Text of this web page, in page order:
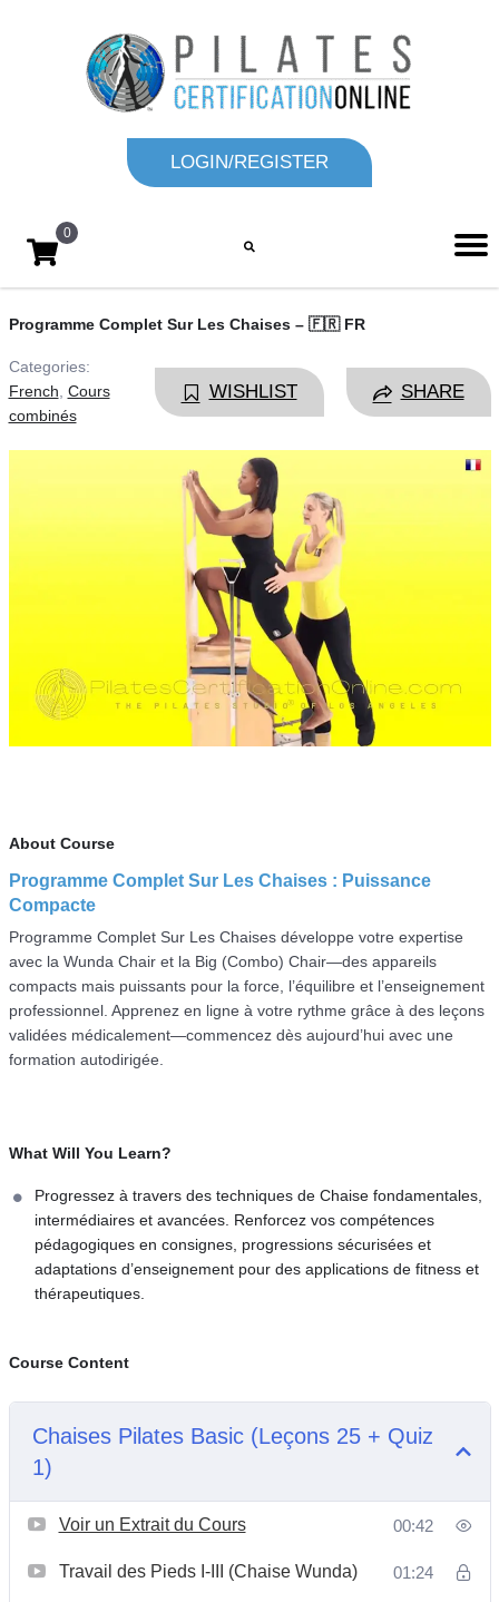
LOGIN/REGISTER
0
Programme Complet Sur Les Chaises – 🇫🇷 FR
Categories:
French Cours
combinés
WISHLIST SHARE
About Course
Programme Complet Sur Les Chaises : Puissance
Compacte
Programme Complet Sur Les Chaises développe votre expertise
avec la Wunda Chair et la Big (Combo) Chair—des appareils
compacts mais puissants pour la force, l’équilibre et l’enseignement
professionnel. Apprenez en ligne à votre rythme grâce à des leçons
validées médicalement—commencez dès aujourd’hui avec une
formation autodirigée.
What Will You Learn?
Progressez à travers des techniques de Chaise fondamentales,
intermédiaires et avancées. Renforcez vos compétences
pédagogiques en consignes, progressions sécurisées et
adaptations d’enseignement pour des applications de fitness et
thérapeutiques.
Course Content
Chaises Pilates Basic (Leçons 25 + Quiz
1)
Voir un Extrait du Cours 00:42
Travail des Pieds I-III (Chaise Wunda) 01:24